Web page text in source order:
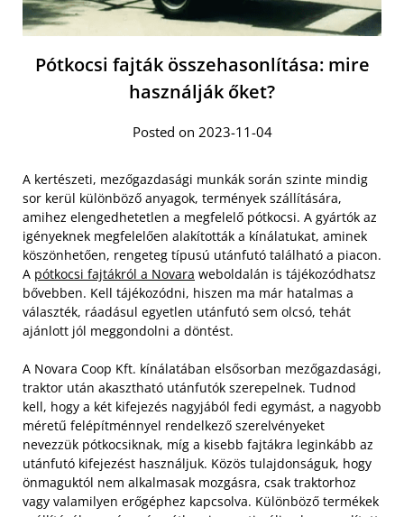
Pótkocsi fajták összehasonlítása: mire
használják őket?
Posted on 2023-11-04
A kertészeti, mezőgazdasági munkák során szinte mindig
sor kerül különböző anyagok, termények szállítására,
amihez elengedhetetlen a megfelelő pótkocsi. A gyártók az
igényeknek megfelelően alakították a kínálatukat, aminek
köszönhetően, rengeteg típusú utánfutó található a piacon.
A pótkocsi fajtákról a Novara weboldalán is tájékozódhatsz
bővebben. Kell tájékozódni, hiszen ma már hatalmas a
választék, ráadásul egyetlen utánfutó sem olcsó, tehát
ajánlott jól meggondolni a döntést.
A Novara Coop Kft. kínálatában elsősorban mezőgazdasági,
traktor után akasztható utánfutók szerepelnek. Tudnod
kell, hogy a két kifejezés nagyjából fedi egymást, a nagyobb
méretű felépítménnyel rendelkező szerelvényeket
nevezzük pótkocsiknak, míg a kisebb fajtákra leginkább az
utánfutó kifejezést használjuk. Közös tulajdonságuk, hogy
önmaguktól nem alkalmasak mozgásra, csak traktorhoz
vagy valamilyen erőgéphez kapcsolva. Különböző termékek